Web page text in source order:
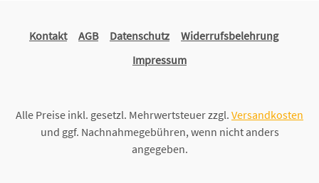
Kontakt AGB Datenschutz
Widerrufsbelehrung
Impressum
Alle Preise inkl. gesetzl. Mehrwertsteuer zzgl. Versandkosten
und ggf. Nachnahmegebühren, wenn nicht anders
angegeben.